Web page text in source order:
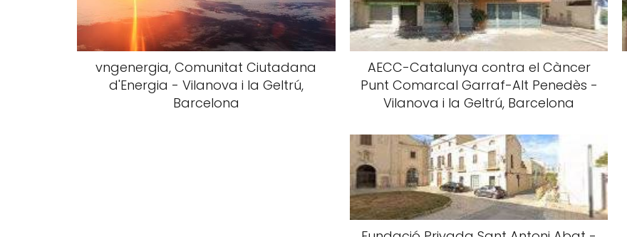
vngenergia, Comunitat Ciutadana
d'Energia - Vilanova i la Geltrú,
Barcelona
AECC-Catalunya contra el Càncer
Punt Comarcal Garraf-Alt Penedès -
Vilanova i la Geltrú, Barcelona